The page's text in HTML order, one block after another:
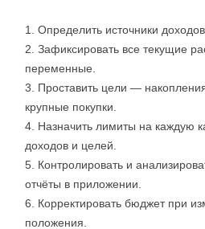
Определить источники
Зафиксировать все текущие
переменные.
Проставить цели —
крупные покупки.
Назначить лимиты на каждую
доходов и целей.
Контролировать и
отчёты в приложении.
Корректировать бюджет при
положения.